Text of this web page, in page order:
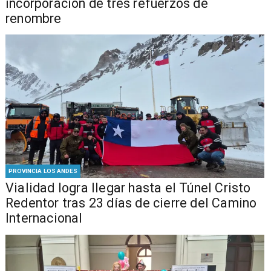
incorporación de tres refuerzos de
renombre
PROVINCIA LOS ANDES
Vialidad logra llegar hasta el Túnel Cristo
Redentor tras 23 días de cierre del Camino
Internacional